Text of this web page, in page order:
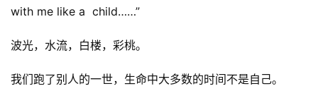
with me like a  child……”
波光，水流，白楼，彩桃。
我们跑了别人的一世，生命中大多数的时间不是自己。